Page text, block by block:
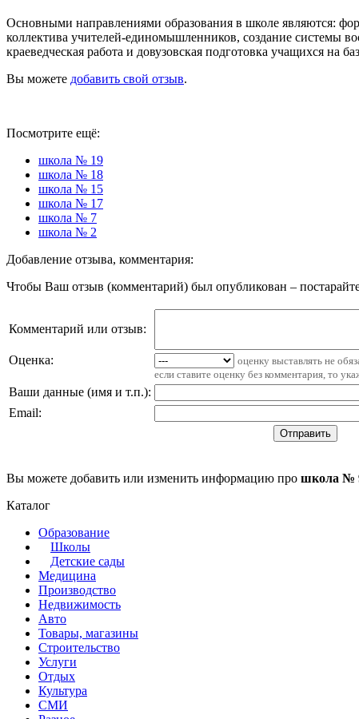
Основными направлениями образования в школе являются:
коллектива учителей-единомышленников, создание системы
краеведческая работа и довузовская подготовка учащихся на
Вы можете добавить свой отзыв.
Посмотрите ещё:
школа № 19
школа № 18
школа № 15
школа № 17
школа № 7
школа № 2
Добавление отзыва, комментария:
Чтобы Ваш отзыв (комментарий) был опубликован –
Комментарий или отзыв:
Оценка:
оценку выставлять не
если ставите оценку без комментария, то
Ваши данные (имя и т.п.):
Email:
Вы можете добавить или изменить информацию про школа №
Каталог
Образование
Школы
Детские сады
Медицина
Производство
Недвижимость
Авто
Товары, магазины
Строительство
Услуги
Отдых
Культура
СМИ